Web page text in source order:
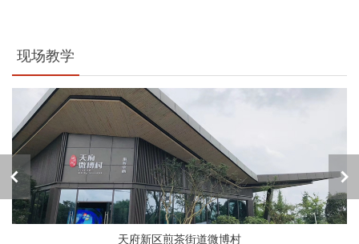
现场教学
天府新区煎茶街道微博村